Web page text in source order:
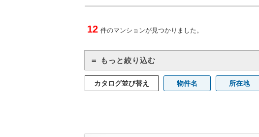
12 件のマンションが見つかりました。
＝ もっと絞り込む
カタログ並び替え 物件名 所在地